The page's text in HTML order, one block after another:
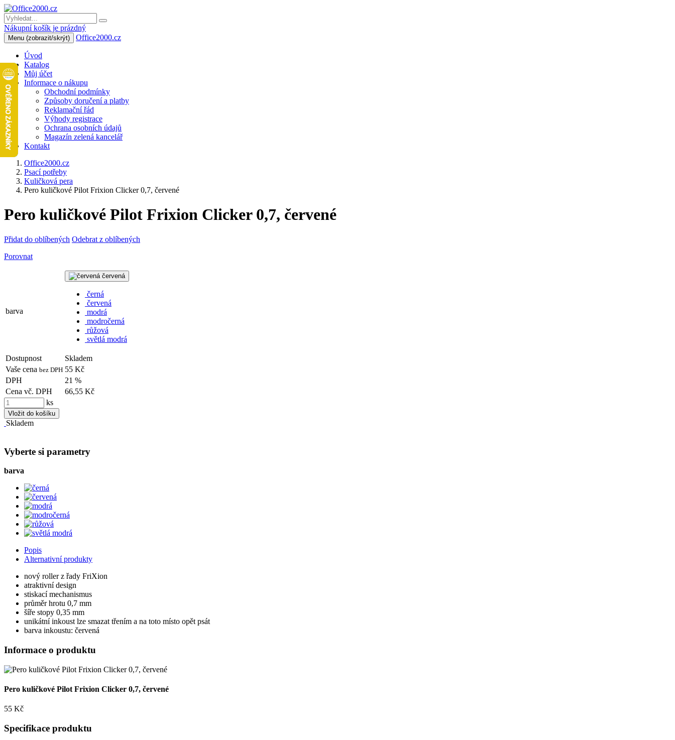
Nákupní košík je prázdný
Menu (zobrazit/skrýt) Office2000.cz
Úvod
Katalog
Můj účet
Informace o nákupu
Obchodní podmínky
Způsoby doručení a platby
Reklamační řád
Výhody registrace
Ochrana osobních údajů
Magazín zelená kancelář
Kontakt
Office2000.cz
Psací potřeby
Kuličková pera
Pero kuličkové Pilot Frixion Clicker 0,7, červené
Pero kuličkové Pilot Frixion Clicker 0,7, červené
Přidat do oblíbených Odebrat z oblíbených
Porovnat
barva
červená
černá
červená
modrá
modročerná
růžová
světlá modrá
Dostupnost
Skladem
Vaše cena bez DPH 55 Kč
DPH
21 %
Cena vč. DPH
66,55 Kč
ks
Vložit do košíku
Skladem
Vyberte si parametry
barva
Popis
Alternativní produkty
nový roller z řady FriXion
atraktivní design
stiskací mechanismus
průměr hrotu 0,7 mm
šíře stopy 0,35 mm
unikátní inkoust lze smazat třením a na toto místo opět psát
barva inkoustu: červená
Informace o produktu
Pero kuličkové Pilot Frixion Clicker 0,7, červené
55 Kč
Specifikace produktu